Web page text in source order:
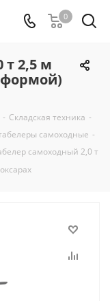
0
2,5 м
- Складская техника -
самоходные -
самоходный 2,0 т